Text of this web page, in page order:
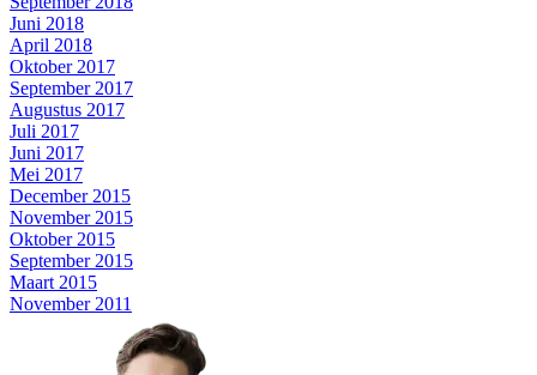
Juni 2018
April 2018
Oktober 2017
September 2017
Augustus 2017
Juli 2017
Juni 2017
Mei 2017
December 2015
November 2015
Oktober 2015
September 2015
Maart 2015
November 2011